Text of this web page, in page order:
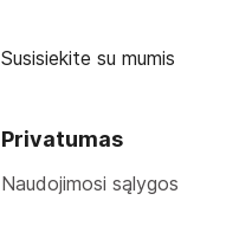
Susisiekite su mumis
Privatumas
Naudojimosi sąlygos